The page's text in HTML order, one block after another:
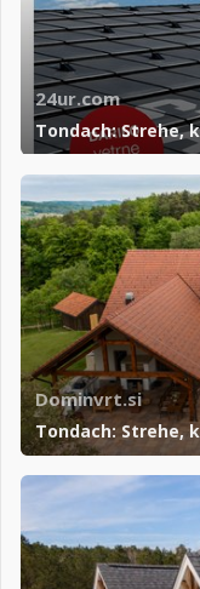
24ur.com
Tondach: Strehe,
Dominvrt.si
Tondach: Strehe,